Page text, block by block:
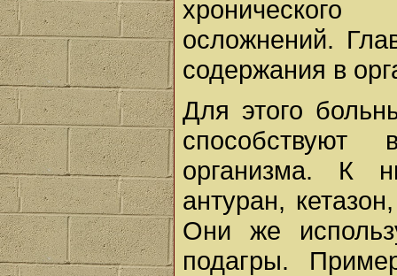
осложнений.
содержания в
Для этого
организма. К
антуран,
Они же
подагры.